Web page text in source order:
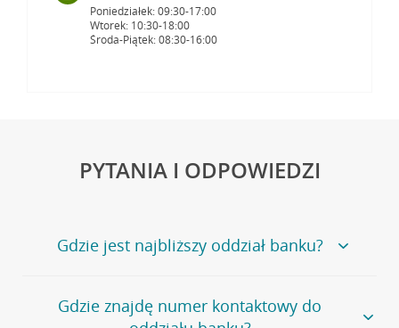
Poniedziałek: 09:30-17:00
Wtorek: 10:30-18:00
Środa-Piątek: 08:30-16:00
PYTANIA I ODPOWIEDZI
Gdzie jest najbliższy oddział banku?
Jeśli szukasz oddziału naszego banku, zapraszamy na
stronęPlacówki i bankomaty, na której znajduje się
Gdzie znajdę numer kontaktowy do